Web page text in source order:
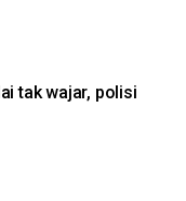
tak wajar, polisi